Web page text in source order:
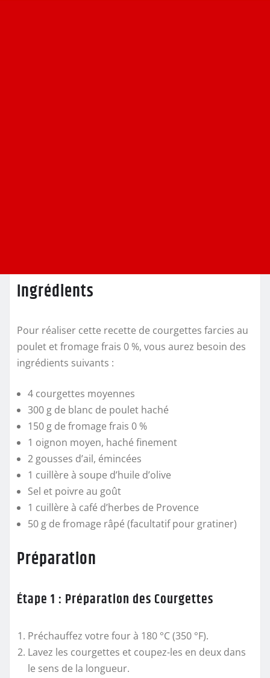
Ingrédients
Pour réaliser cette recette de courgettes farcies au
poulet et fromage frais 0 %, vous aurez besoin des
ingrédients suivants :
4 courgettes moyennes
300 g de blanc de poulet haché
150 g de fromage frais 0 %
1 oignon moyen, haché finement
2 gousses d’ail, émincées
1 cuillère à soupe d’huile d’olive
Sel et poivre au goût
1 cuillère à café d’herbes de Provence
50 g de fromage râpé (facultatif pour gratiner)
Préparation
Étape 1 : Préparation des Courgettes
Préchauffez votre four à 180 °C (350 °F).
Lavez les courgettes et coupez-les en deux dans
le sens de la longueur.